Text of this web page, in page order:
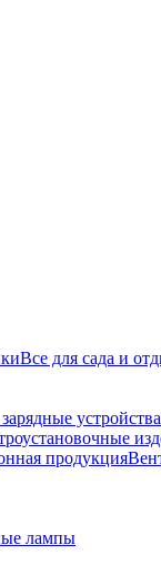
Все для сада и
устройства
продукция
лампы